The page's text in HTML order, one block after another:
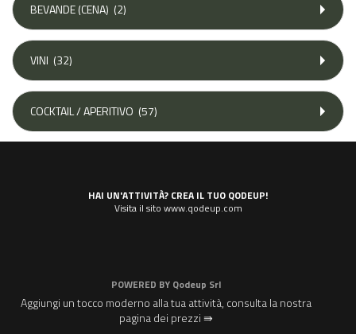
BEVANDE (CENA) (2)
VINI (32)
COCKTAIL / APERITIVO (57)
HAI UN'ATTIVITÀ? CREA IL TUO QODEUP!
Visita il sito www.qodeup.com
POWERED BY Qodeup Srl
Aggiungi un tocco moderno alla tua attività, consulta la nostra
pagina dei prezzi ⇛